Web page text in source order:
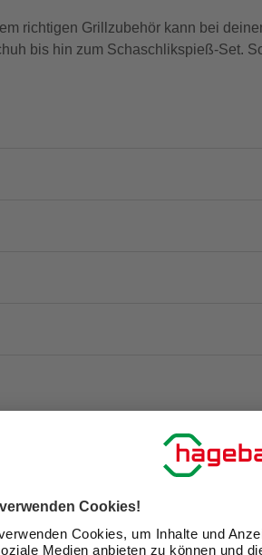
richtigen Grillzubehör kann bei
bis hin zum Schaschlikspieß-Set.